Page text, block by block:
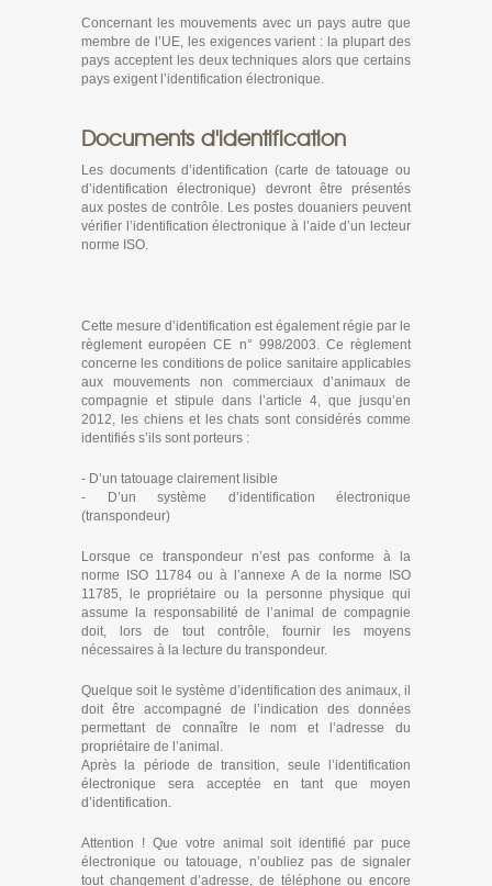
Concernant les mouvements avec un pays autre que
membre de l’UE, les exigences varient : la plupart des
pays acceptent les deux techniques alors que certains
pays exigent l’identification électronique.
Documents d'identification
Les documents d’identification (carte de tatouage ou
d’identification électronique) devront être présentés
aux postes de contrôle. Les postes douaniers peuvent
vérifier l’identification électronique à l’aide d’un lecteur
norme ISO.
Cette mesure d’identification est également régie par le
règlement européen CE n° 998/2003. Ce règlement
concerne les conditions de police sanitaire applicables
aux mouvements non commerciaux d’animaux de
compagnie et stipule dans l’article 4, que jusqu’en
2012, les chiens et les chats sont considérés comme
identifiés s’ils sont porteurs :
- D’un tatouage clairement lisible
- D’un système d’identification électronique
(transpondeur)
Lorsque ce transpondeur n’est pas conforme à la
norme ISO 11784 ou à l’annexe A de la norme ISO
11785, le propriétaire ou la personne physique qui
assume la responsabilité de l’animal de compagnie
doit, lors de tout contrôle, fournir les moyens
nécessaires à la lecture du transpondeur.
Quelque soit le système d’identification des animaux, il
doit être accompagné de l’indication des données
permettant de connaître le nom et l’adresse du
propriétaire de l’animal.
Après la période de transition, seule l’identification
électronique sera acceptée en tant que moyen
d’identification.
Attention ! Que votre animal soit identifié par puce
électronique ou tatouage, n’oubliez pas de signaler
tout changement d’adresse, de téléphone ou encore